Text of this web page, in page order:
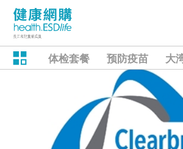
体检套餐 预防疫苗 大